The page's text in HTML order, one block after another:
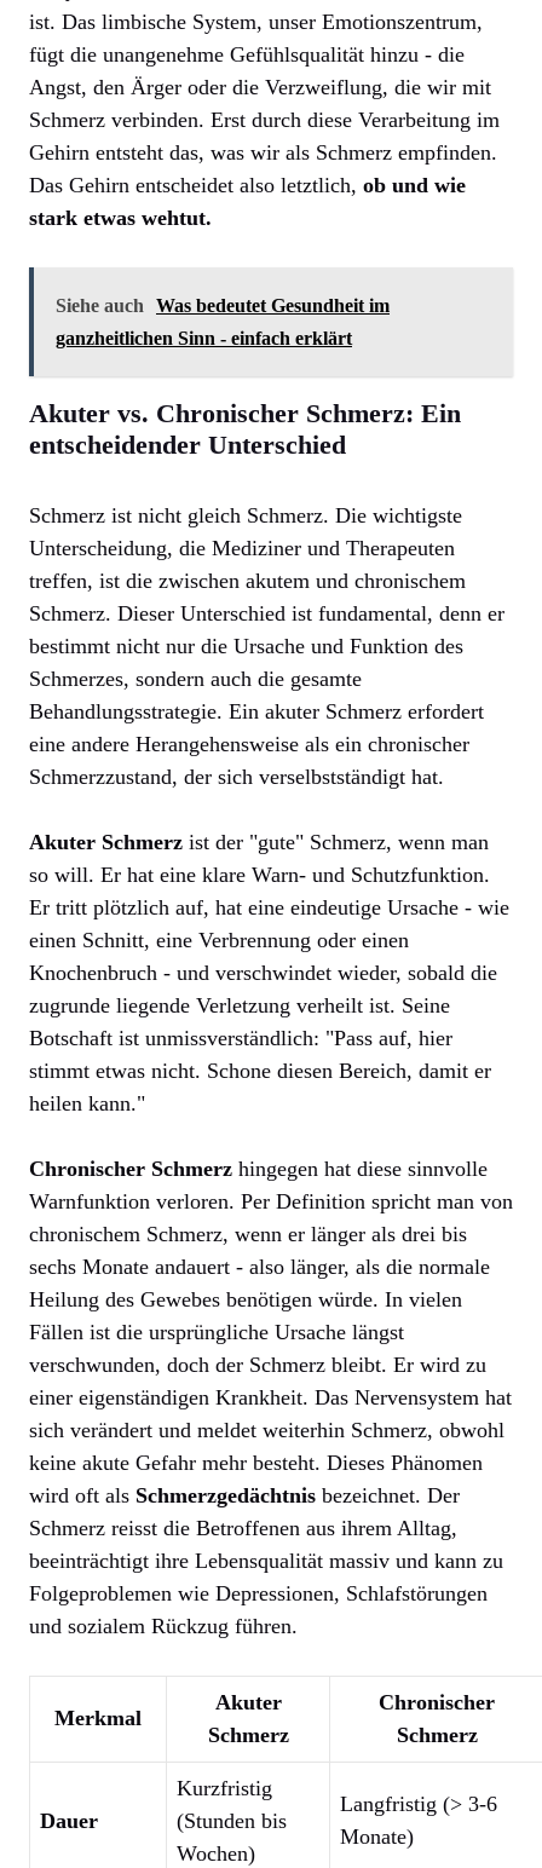
ist. Das limbische System, unser Emotionszentrum,
fügt die unangenehme Gefühlsqualität hinzu - die
Angst, den Ärger oder die Verzweiflung, die wir mit
Schmerz verbinden. Erst durch diese Verarbeitung im
Gehirn entsteht das, was wir als Schmerz empfinden.
Das Gehirn entscheidet also letztlich, ob und wie
stark etwas wehtut.
Siehe auch Was bedeutet Gesundheit im
ganzheitlichen Sinn - einfach erklärt
Akuter vs. Chronischer Schmerz: Ein
entscheidender Unterschied
Schmerz ist nicht gleich Schmerz. Die wichtigste
Unterscheidung, die Mediziner und Therapeuten
treffen, ist die zwischen akutem und chronischem
Schmerz. Dieser Unterschied ist fundamental, denn er
bestimmt nicht nur die Ursache und Funktion des
Schmerzes, sondern auch die gesamte
Behandlungsstrategie. Ein akuter Schmerz erfordert
eine andere Herangehensweise als ein chronischer
Schmerzzustand, der sich verselbstständigt hat.
Akuter Schmerz ist der "gute" Schmerz, wenn man
so will. Er hat eine klare Warn- und Schutzfunktion.
Er tritt plötzlich auf, hat eine eindeutige Ursache - wie
einen Schnitt, eine Verbrennung oder einen
Knochenbruch - und verschwindet wieder, sobald die
zugrunde liegende Verletzung verheilt ist. Seine
Botschaft ist unmissverständlich: "Pass auf, hier
stimmt etwas nicht. Schone diesen Bereich, damit er
heilen kann."
Chronischer Schmerz hingegen hat diese sinnvolle
Warnfunktion verloren. Per Definition spricht man von
chronischem Schmerz, wenn er länger als drei bis
sechs Monate andauert - also länger, als die normale
Heilung des Gewebes benötigen würde. In vielen
Fällen ist die ursprüngliche Ursache längst
verschwunden, doch der Schmerz bleibt. Er wird zu
einer eigenständigen Krankheit. Das Nervensystem hat
sich verändert und meldet weiterhin Schmerz, obwohl
keine akute Gefahr mehr besteht. Dieses Phänomen
wird oft als Schmerzgedächtnis bezeichnet. Der
Schmerz reisst die Betroffenen aus ihrem Alltag,
beeinträchtigt ihre Lebensqualität massiv und kann zu
Folgeproblemen wie Depressionen, Schlafstörungen
und sozialem Rückzug führen.
Merkmal
Akuter
Schmerz
Chronischer
Schmerz
Dauer
Kurzfristig
(Stunden bis
Wochen)
Langfristig (> 3-6
Monate)